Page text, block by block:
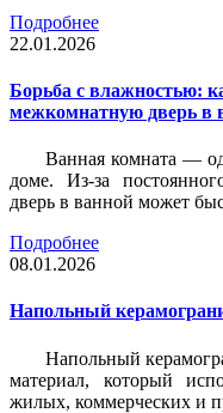
Подробнее
22.01.2026
Борьба с влажностью:
межкомнатную дверь в
Ванная комната —
доме. Из-за
дверь в ванной может
Подробнее
08.01.2026
Напольный
Напольный
материал, который
жилых, коммерческих и